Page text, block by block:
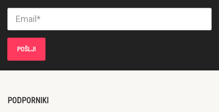
PODPORNIKI